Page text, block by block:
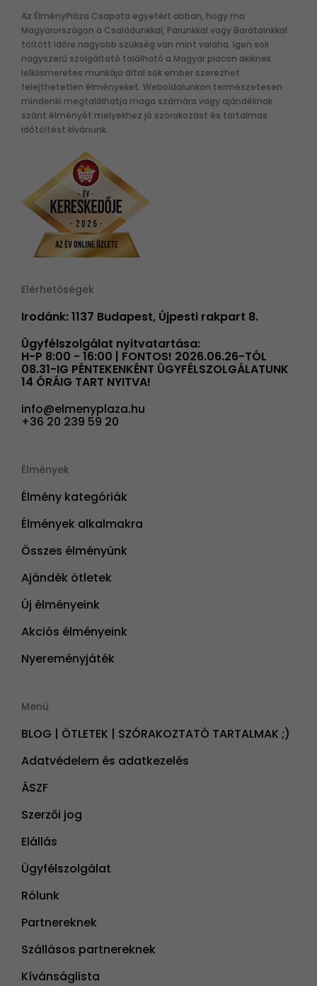
Az ÉlményPláza Csapata egyetért abban, hogy ma
Magyarországon a Családunkkal, Párunkkal vagy Barátainkkal
töltött időre nagyobb szükség van mint valaha. Igen sok
nagyszerű szolgáltató található a Magyar piacon akiknek
lelkiismeretes munkája által sok ember szerezhet
felejthetetlen élményeket. Weboldalunkon természetesen
mindenki megtalálhatja maga számára vagy ajándéknak
szánt élményét melyekhez jó szórakozást és tartalmas
időtöltést kívánunk.
Elérhetőségek
Irodánk: 1137 Budapest, Újpesti rakpart 8.
Ügyfélszolgálat nyitvatartása:
H-P 8:00 - 16:00 | FONTOS! 2026.06.26-TÓL
08.31-IG PÉNTEKENKÉNT ÜGYFÉLSZOLGÁLATUNK
14 ÓRÁIG TART NYITVA!
info@elmenyplaza.hu
+36 20 239 59 20
Élmények
Élmény kategóriák
Élmények alkalmakra
Összes élményünk
Ajándék ötletek
Új élményeink
Akciós élményeink
Nyereményjáték
Menü
BLOG | ÖTLETEK | SZÓRAKOZTATÓ TARTALMAK ;)
Adatvédelem és adatkezelés
ÁSZF
Szerzői jog
Elállás
Ügyfélszolgálat
Rólunk
Partnereknek
Szállásos partnereknek
Kívánságlista